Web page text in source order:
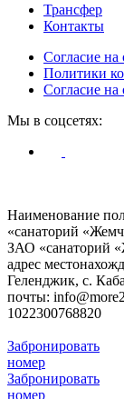
Трансфер
Контакты
Согласие
Политики
Согласие на
Мы в соцсетях:
Наименование
«санаторий
ЗАО «санаторий
адрес
Геленджик, с.
почты:
1022300768820
Забронировать
номер
Забронировать
номер